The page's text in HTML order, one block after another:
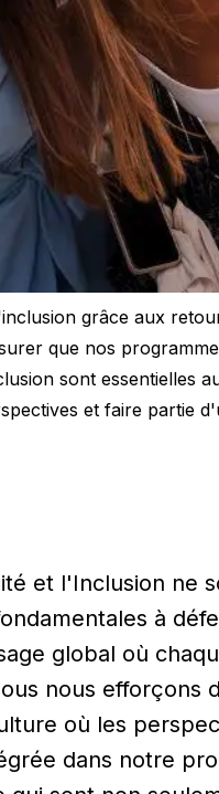
grâce aux
que nos
sont essentielles
et faire partie
et l'Inclusion ne
à
global où
nous efforçons
où les
dans notre